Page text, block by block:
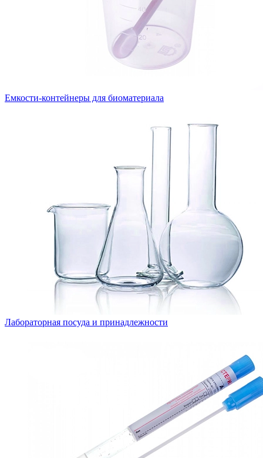
Емкости-контейнеры для биоматериала
Лабораторная посуда и принадлежности